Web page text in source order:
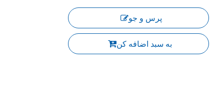
پرس و جو
به سبد اضافه کن